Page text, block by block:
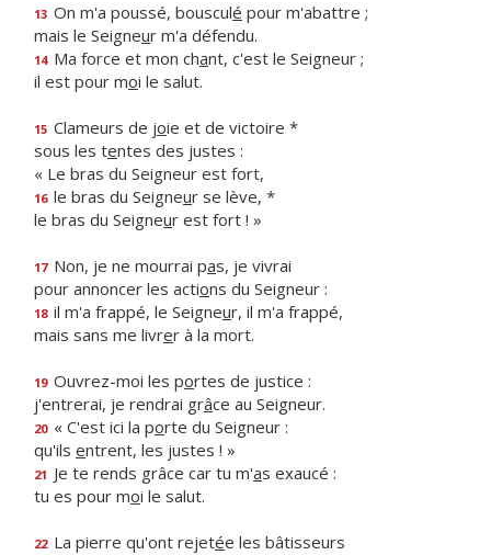
13 On m'a poussé, bousculé pour m'abattre ;
mais le Seigneur m'a défendu.
14 Ma force et mon chant, c'est le Seigneur ;
il est pour moi le salut.
15 Clameurs de joie et de victoire *
sous les tentes des justes :
« Le bras du Seigneur est fort,
16 le bras du Seigneur se lève, *
le bras du Seigneur est fort ! »
17 Non, je ne mourrai pas, je vivrai
pour annoncer les actions du Seigneur :
18 il m'a frappé, le Seigneur, il m'a frappé,
mais sans me livrer à la mort.
19 Ouvrez-moi les portes de justice :
j'entrerai, je rendrai grâce au Seigneur.
20 « C'est ici la porte du Seigneur :
qu'ils entrent, les justes ! »
21 Je te rends grâce car tu m'as exaucé :
tu es pour moi le salut.
22 La pierre qu'ont rejetée les bâtisseurs